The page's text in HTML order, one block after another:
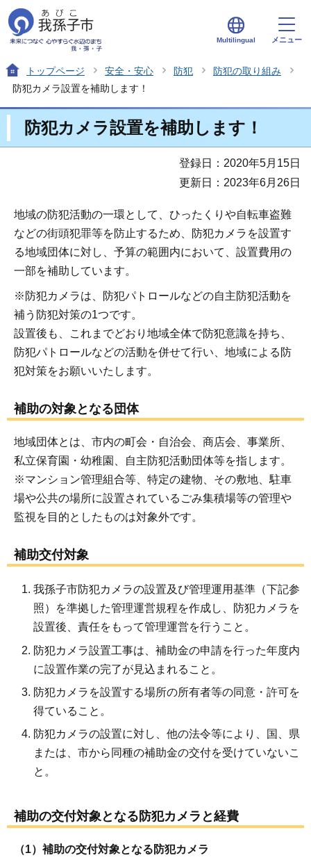
Multilingual メニュー
トップページ 安全・安心 防犯
防犯の取り組み
防犯カメラ設置を補助します！
防犯カメラ設置を補助します！
登録日：2020年5月15日
更新日：2023年6月26日
地域の防犯活動の一環として、ひったくりや自転車盗難
などの街頭犯罪等を防止するため、防犯カメラを設置す
る地域団体に対し、予算の範囲内において、設置費用の
一部を補助しています。
※防犯カメラは、防犯パトロールなどの自主防犯活動を
補う防犯対策の1つです。
設置後も、これまでどおり地域全体で防犯意識を持ち、
防犯パトロールなどの活動を併せて行い、地域による防
犯対策をお願いいたします。
補助の対象となる団体
地域団体とは、市内の町会・自治会、商店会、事業所、
私立保育園・幼稚園、自主防犯活動団体等を指します。
※マンション管理組合等、特定の建物、その敷地、駐車
場や公共の場所に設置されているごみ集積場等の管理や
監視を目的としたものは対象外です。
補助交付対象
我孫子市防犯カメラの設置及び管理運用基準（下記参
照）を準拠した管理運営規程を作成し、防犯カメラを
設置後、責任をもって管理運営を行うこと。
防犯カメラ設置工事は、補助金の申請を行った年度内
に設置作業の完了が見込まれること。
防犯カメラを設置する場所の所有者等の同意・許可を
得ていること。
防犯カメラの設置に対し、他の法令等により、国、県
または、市から同種の補助金の交付を受けていないこ
と。
補助の交付対象となる防犯カメラと経費
（1）補助の交付対象となる防犯カメラ